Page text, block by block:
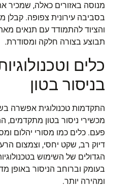
מנוסה באזורים כאלה, שמכיר
בסביבה עירונית צפופה. קבלן
והציוד להתמודד עם תנאים
תבוצע בצורה חלקה ומסודרת.
כלים
בניסור בטון
התקדמות טכנולוגית אפשרה
מכשירי ניסור בטון מתקדמים,
פעם. כלים כמו מסורי יהלום
דיוק רב, שקט יחסי, וצמצום
הגדולים של השימוש
בעומק וברוחב הניסור באופן
ומהירה יותר.